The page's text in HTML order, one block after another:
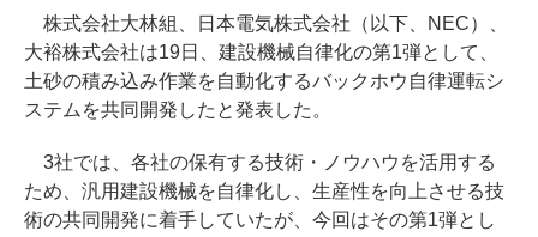
株式会社大林組、日本電気株式会社（以下、NEC）、
大裕株式会社は19日、建設機械自律化の第1弾として、
土砂の積み込み作業を自動化するバックホウ自律運転シ
ステムを共同開発したと発表した。
3社では、各社の保有する技術・ノウハウを活用する
ため、汎用建設機械を自律化し、生産性を向上させる技
術の共同開発に着手していたが、今回はその第1弾とし